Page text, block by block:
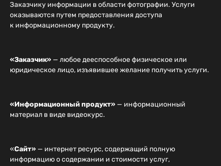
Заказчику информации в области фотографии. Услуги
оказываются путем предоставления доступа
к информационному продукту.
«Заказчик» — любое дееспособное физическое или
юридическое лицо, изъявившее желание получить услуги.
«Информационный продукт» — информационный
материал в виде видеокурс.
«Сайт» — интернет ресурс, содержащий полную
информацию о содержании и стоимости услуг,